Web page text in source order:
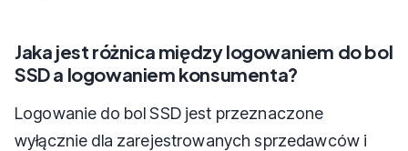
Jaka jest różnica między logowaniem do bol
SSD a logowaniem konsumenta?
Logowanie do bol SSD jest przeznaczone
wyłącznie dla zarejestrowanych sprzedawców i